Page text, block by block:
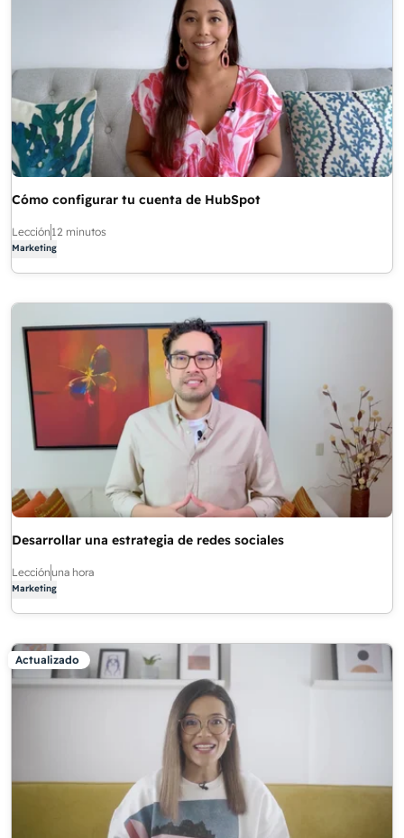
Cómo configurar tu cuenta de HubSpot
Lección 12 minutos
Marketing
Desarrollar una estrategia de redes sociales
Lección una hora
Marketing
Actualizado